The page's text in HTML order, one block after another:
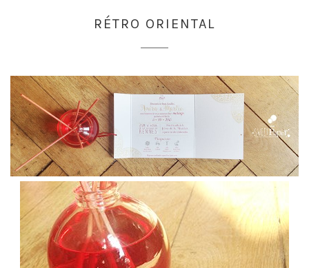
RÉTRO ORIENTAL